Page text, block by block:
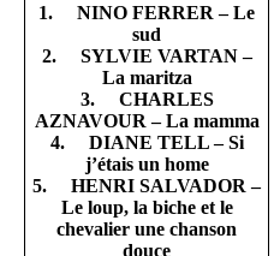
1. NINO FERRER – Le
sud
2. SYLVIE VARTAN –
La maritza
3. CHARLES
AZNAVOUR – La mamma
4. DIANE TELL – Si
j’étais un home
5. HENRI SALVADOR –
Le loup, la biche et le
chevalier une chanson
douce